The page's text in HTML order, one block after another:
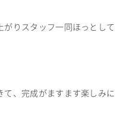
がりスタッフ一同ほっとして
て、完成がますます楽しみに